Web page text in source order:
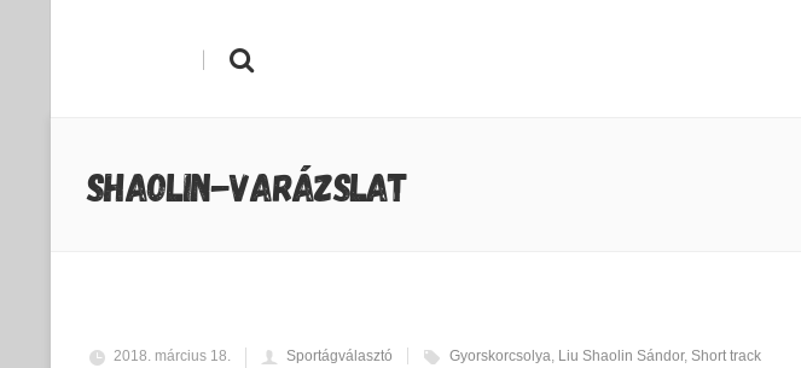
|
SHAOLIN-VARÁZSLAT
2018. március 18. Sportágválasztó Gyorskorcsolya, Liu Shaolin Sándor, Short track